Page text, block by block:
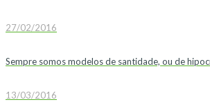
27/02/2016
Sempre somos modelos de santidade, ou de
13/03/2016